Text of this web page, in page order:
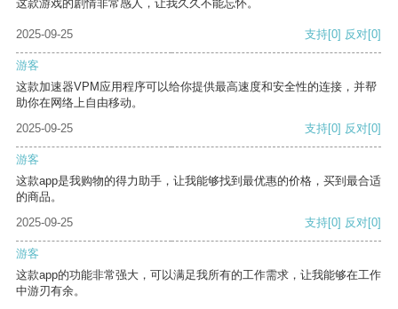
这款游戏的剧情非常感人，让我久久不能忘怀。
2025-09-25 支持[0] 反对[0]
游客
这款加速器VPM应用程序可以给你提供最高速度和安全性的连接，并帮
助你在网络上自由移动。
2025-09-25
支持[0] 反对[0]
游客
这款app是我购物的得力助手，让我能够找到最优惠的价格，买到最合适
的商品。
2025-09-25
支持[0] 反对[0]
游客
这款app的功能非常强大，可以满足我所有的工作需求，让我能够在工作
中游刃有余。